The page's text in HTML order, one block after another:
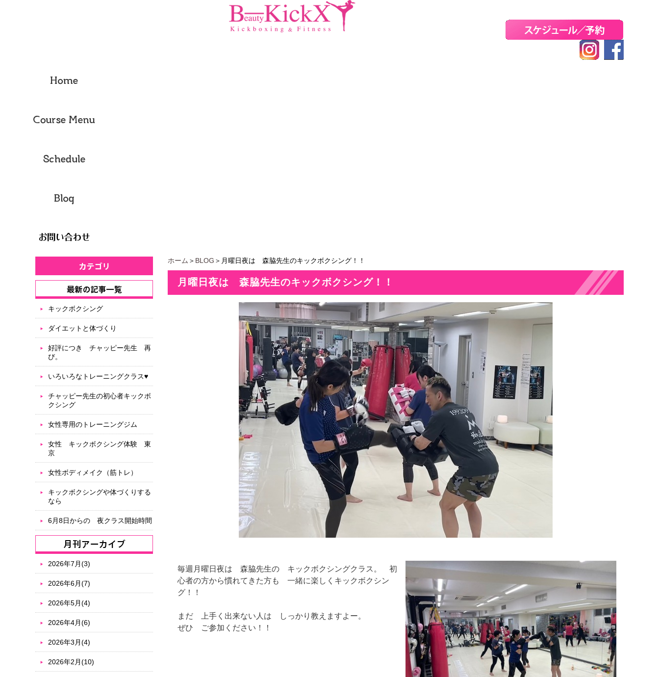
ホーム ＞ BLOG ＞月曜日夜は 森脇先生のキックボクシング！！
月曜日夜は 森脇先生のキックボクシング！！
毎週月曜日夜は 森脇先生の キックボクシングクラス。 初
心者の方から慣れてきた方も 一緒に楽しくキックボクシン
グ！！
まだ 上手く出来ない人は しっかり教えますよー。
ぜひ ご参加ください！！
キックボクシング
ダイエットと体づくり
好評につき チャッピー先生 再
び。
いろいろなトレーニングクラス♥
チャッピー先生の初心者キックボ
クシング
女性専用のトレーニングジム
女性 キックボクシング体験 東
京
女性ボディメイク（筋トレ）
キックボクシングや体づくりする
なら
6月8日からの 夜クラス開始時間
2026年7月(3)
2026年6月(7)
2026年5月(4)
2026年4月(6)
2026年3月(4)
2026年2月(10)